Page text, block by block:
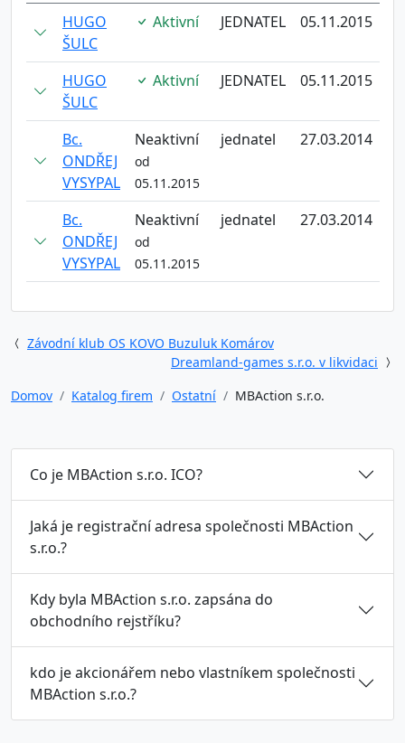
HUGO
ŠULC
Aktivní JEDNATEL 05.11.2015
HUGO
ŠULC
Aktivní JEDNATEL 05.11.2015
Bc.
ONDŘEJ
VYSYPAL
Neaktivní
od
05.11.2015
jednatel 27.03.2014
Bc.
ONDŘEJ
VYSYPAL
Neaktivní
od
05.11.2015
jednatel 27.03.2014
Závodní klub OS KOVO Buzuluk Komárov
Dreamland-games s.r.o. v likvidaci
Domov
Katalog firem Ostatní MBAction s.r.o.
Co je MBAction s.r.o. ICO?
Jaká je registrační adresa společnosti MBAction
s.r.o.?
Kdy byla MBAction s.r.o. zapsána do
obchodního rejstříku?
kdo je akcionářem nebo vlastníkem společnosti
MBAction s.r.o.?